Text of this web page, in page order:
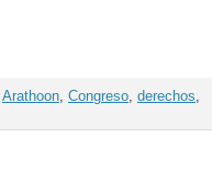
Arathoon, Congreso, derechos,